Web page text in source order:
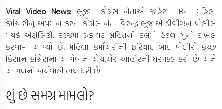
Viral Video News: ભુજમાં કોંગ્રેસ નેતાએ જાહેરમાં IBના મહિલા
કર્મચારીનું અપમાન કરતા કોંગ્રેસ નેતા વિરુદ્ધ ભુજ એ ડીવીઝન પોલીસ
મથકે એટ્રોસિટી, ફરજમાં રુકાવટ સહિતની કલમો હેઠળ ગુનો દાખલ
કરવામાં આવ્યો છે. મહિલા કર્માચારીની ફરિયાદ બાદ પોલીસે કચ્છ
કિસાન કોંગ્રેસના આગેવાન એચ.એસ.આહીરની ધરપકડ કરી છે અને
આગળની કાર્યવાહી હાથ ધરી છે.
શું છે સમગ્ર મામલો?